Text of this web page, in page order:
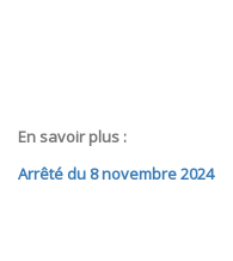
En savoir plus :
Arrêté du 8 novembre 2024